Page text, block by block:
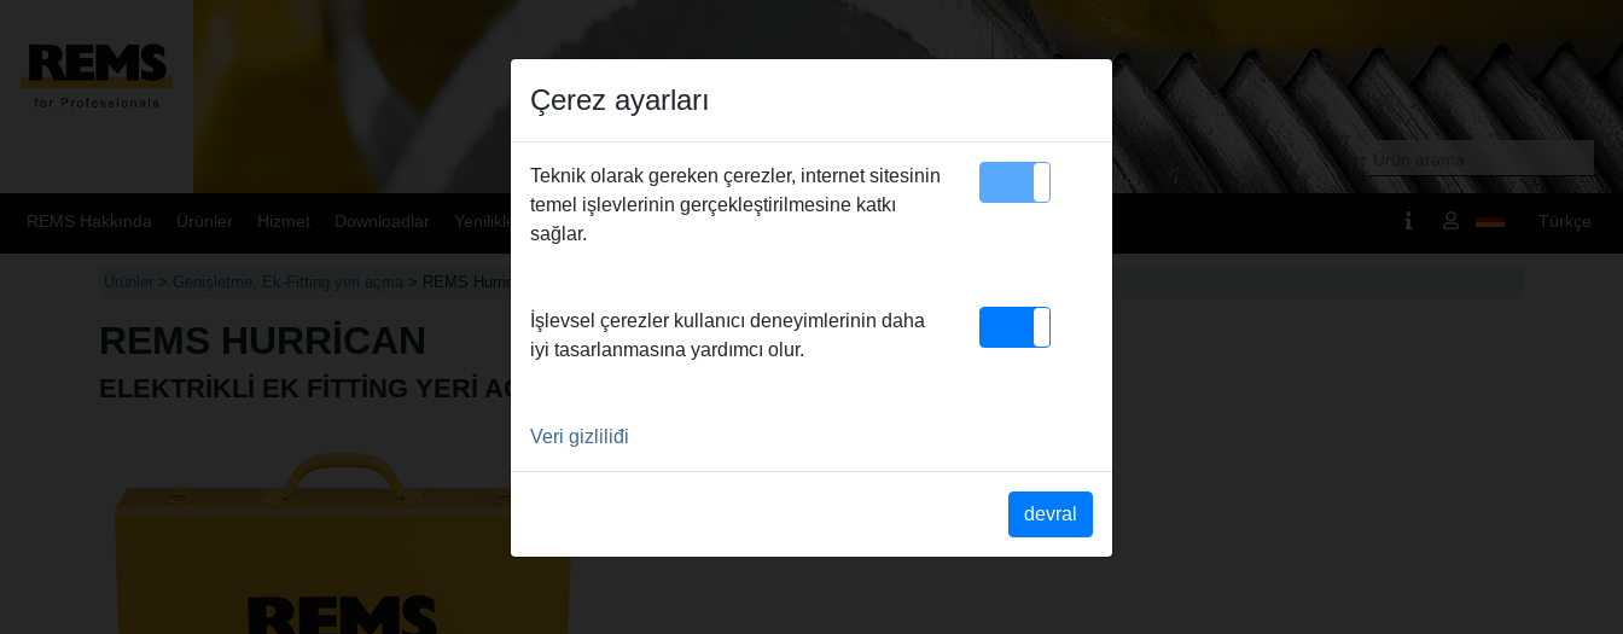
REMS Hakkında Ürünler Hizmet Downloadlar Yenilikler Site Haritası Irtibat Türkçe
Ürünler > Genişletme, Ek-Fitting yeri açma > REMS Hurrican
REMS HURRICAN
ELEKTRIKLI EK FITTING YERI AÇMA TERTIBATI
Çerez ayarları
Teknik olarak gereken çerezler, internet sitesinin
temel işlevlerinin gerçekleştirilmesine katkı
sağlar.
İşlevsel çerezler kullanıcı deneyimlerinin daha
iyi tasarlanmasına yardımcı olur.
Veri gizliliđi
devral